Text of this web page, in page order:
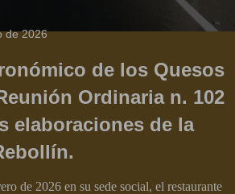
de 2026
de los Quesos
Ordinaria n. 102
elaboraciones de la
de 2026 en su sede social, el restaurante